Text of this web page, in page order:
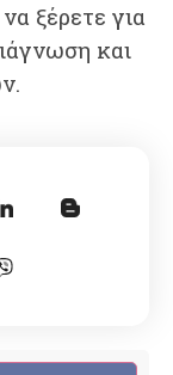
ξέρετε για
και